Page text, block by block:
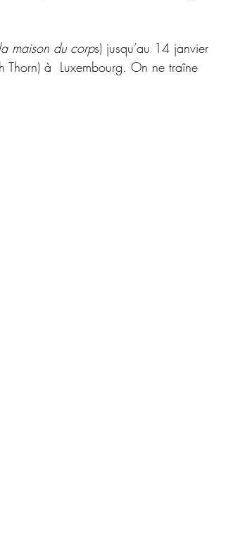
maison du corps) jusqu’au 14 janvier
Thorn) à  Luxembourg. On ne traîne